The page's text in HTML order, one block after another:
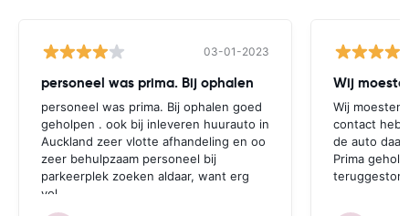
03-01-2023
personeel was prima. Bij ophalen
personeel was prima. Bij ophalen goed
geholpen . ook bij inleveren huurauto in
Auckland zeer vlotte afhandeling en oo
zeer behulpzaam personeel bij
parkeerplek zoeken aldaar, want erg
vol.
Wij
Wij moesten
contact
de auto
Prima